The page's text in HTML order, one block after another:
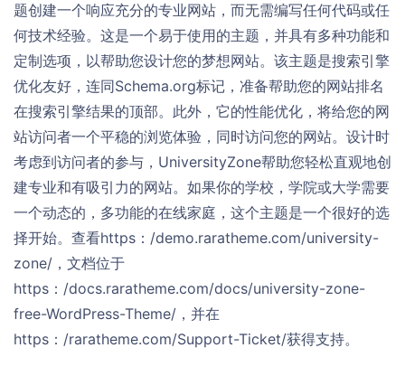
题创建一个响应充分的专业网站，而无需编写任何代码或任
何技术经验。这是一个易于使用的主题，并具有多种功能和
定制选项，以帮助您设计您的梦想网站。该主题是搜索引擎
优化友好，连同Schema.org标记，准备帮助您的网站排名
在搜索引擎结果的顶部。此外，它的性能优化，将给您的网
站访问者一个平稳的浏览体验，同时访问您的网站。设计时
考虑到访问者的参与，UniversityZone帮助您轻松直观地创
建专业和有吸引力的网站。如果你的学校，学院或大学需要
一个动态的，多功能的在线家庭，这个主题是一个很好的选
择开始。查看https：/demo.raratheme.com/university-
zone/，文档位于
https：/docs.raratheme.com/docs/university-zone-
free-WordPress-Theme/，并在
https：/raratheme.com/Support-Ticket/获得支持。